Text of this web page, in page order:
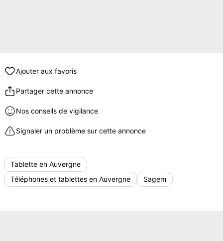
Ajouter aux favoris
Partager cette annonce
Nos conseils de vigilance
Signaler un problème sur cette annonce
Tablette en Auvergne
Téléphones et tablettes en Auvergne
Sagem